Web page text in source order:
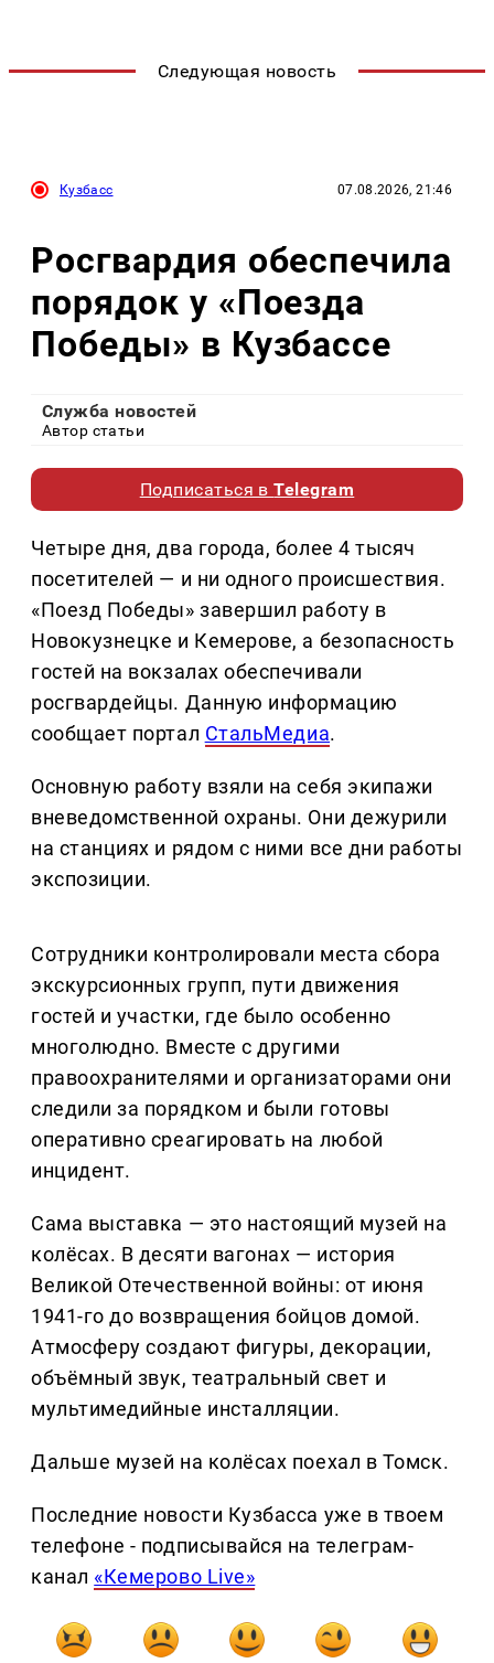
Следующая новость
Кузбасс 07.08.2026, 21:46
Росгвардия обеспечила
порядок у «Поезда
Победы» в Кузбассе
Служба новостей
Автор статьи
Подписаться вTelegram
Четыре дня, два города, более 4 тысяч
посетителей — и ни одного происшествия.
«Поезд Победы» завершил работу в
Новокузнецке и Кемерове, а безопасность
гостей на вокзалах обеспечивали
росгвардейцы. Данную информацию
сообщает портал СтальМедиа.
Основную работу взяли на себя экипажи
вневедомственной охраны. Они дежурили
на станциях и рядом с ними все дни работы
экспозиции.
Сотрудники контролировали места сбора
экскурсионных групп, пути движения
гостей и участки, где было особенно
многолюдно. Вместе с другими
правоохранителями и организаторами они
следили за порядком и были готовы
оперативно среагировать на любой
инцидент.
Сама выставка — это настоящий музей на
колёсах. В десяти вагонах — история
Великой Отечественной войны: от июня
1941-го до возвращения бойцов домой.
Атмосферу создают фигуры, декорации,
объёмный звук, театральный свет и
мультимедийные инсталляции.
Дальше музей на колёсах поехал в Томск.
Последние новости Кузбасса уже в твоем
телефоне - подписывайся на телеграм-
канал «Кемерово Live»